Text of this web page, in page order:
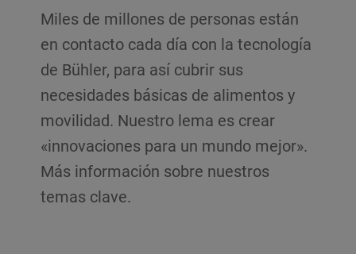
Miles de millones de personas están
en contacto cada día con la tecnología
de Bühler, para así cubrir sus
necesidades básicas de alimentos y
movilidad. Nuestro lema es crear
«innovaciones para un mundo mejor».
Más información sobre nuestros
temas clave.